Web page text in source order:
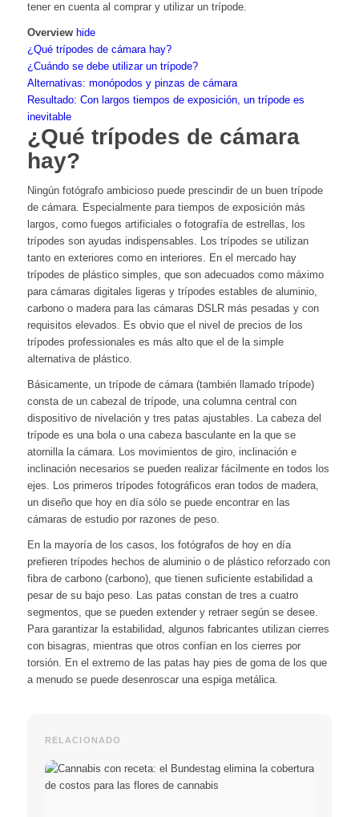
tener en cuenta al comprar y utilizar un trípode.
Overview hide
¿Qué trípodes de cámara hay?
¿Cuándo se debe utilizar un trípode?
Alternativas: monópodos y pinzas de cámara
Resultado: Con largos tiempos de exposición, un trípode es
inevitable
¿Qué trípodes de cámara
hay?
Ningún fotógrafo ambicioso puede prescindir de un buen trípode
de cámara. Especialmente para tiempos de exposición más
largos, como fuegos artificiales o fotografía de estrellas, los
trípodes son ayudas indispensables. Los trípodes se utilizan
tanto en exteriores como en interiores. En el mercado hay
trípodes de plástico simples, que son adecuados como máximo
para cámaras digitales ligeras y trípodes estables de aluminio,
carbono o madera para las cámaras DSLR más pesadas y con
requisitos elevados. Es obvio que el nivel de precios de los
trípodes professionales es más alto que el de la simple
alternativa de plástico.
Básicamente, un trípode de cámara (también llamado trípode)
consta de un cabezal de trípode, una columna central con
dispositivo de nivelación y tres patas ajustables. La cabeza del
trípode es una bola o una cabeza basculante en la que se
atornilla la cámara. Los movimientos de giro, inclinación e
inclinación necesarios se pueden realizar fácilmente en todos los
ejes. Los primeros trípodes fotográficos eran todos de madera,
un diseño que hoy en día sólo se puede encontrar en las
cámaras de estudio por razones de peso.
En la mayoría de los casos, los fotógrafos de hoy en día
prefieren trípodes hechos de aluminio o de plástico reforzado con
fibra de carbono (carbono), que tienen suficiente estabilidad a
pesar de su bajo peso. Las patas constan de tres a cuatro
segmentos, que se pueden extender y retraer según se desee.
Para garantizar la estabilidad, algunos fabricantes utilizan cierres
con bisagras, mientras que otros confían en los cierres por
torsión. En el extremo de las patas hay pies de goma de los que
a menudo se puede desenroscar una espiga metálica.
RELACIONADO